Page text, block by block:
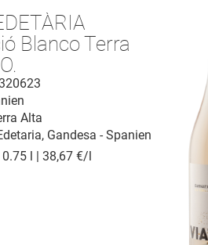
Blanco Terra
Gandesa - Spanien
Alta
0.75 l | 38,67 €/l